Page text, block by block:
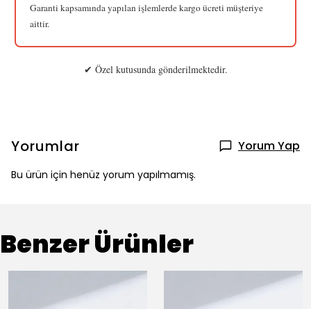
Garanti kapsamında yapılan işlemlerde kargo ücreti müşteriye
aittir.
✔ Özel kutusunda gönderilmektedir.
Yorumlar Yorum Yap
Bu ürün için henüz yorum yapılmamış.
Benzer Ürünler